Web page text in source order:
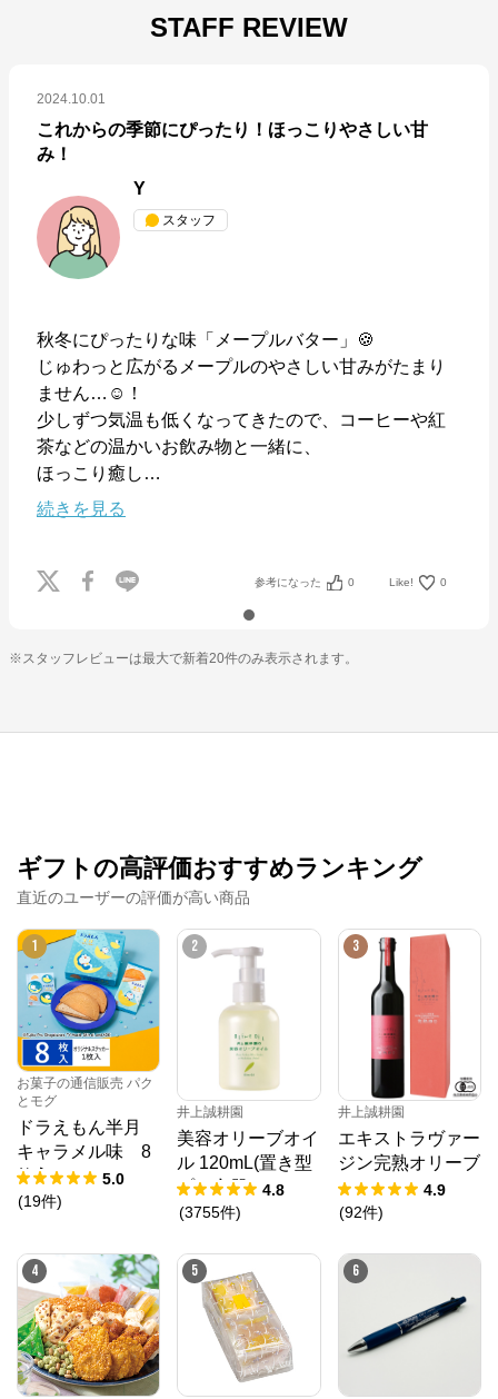
STAFF REVIEW
2024.10.01
これからの季節にぴったり！ほっこりやさしい甘
み！
Y
スタッフ
秋冬にぴったりな味「メープルバター」🍪
じゅわっと広がるメープルのやさしい甘みがたまり
ません…☺！
少しずつ気温も低くなってきたので、コーヒーや紅
茶などの温かいお飲み物と一緒に、
ほっこり癒し …
続きを見る
参考になった 0 Like! 0
※スタッフレビューは最大で新着20件のみ表示されます。
ギフトの高評価おすすめランキング
直近のユーザーの評価が高い商品
1
お菓子の通信販売 パク
とモグ
ドラえもん半月
キャラメル味 8
枚入
5.0
(19件)
2
井上誠耕園
美容オリーブオイ
ル 120mL(置き型
プラ容器) 4.8
(3755件)
3
井上誠耕園
エキストラヴァー
ジン完熟オリーブ
オイル 450g4.9
(92件)
4 5 6
公式ECサイト
「パクとモグ」は〈シュガーバターの?〉、〈鎌倉五
をはじめとする様々なお菓?ブランドを取り扱う「株
です。
2003年に誕?し、今や80万?以上の会員様に愛されて